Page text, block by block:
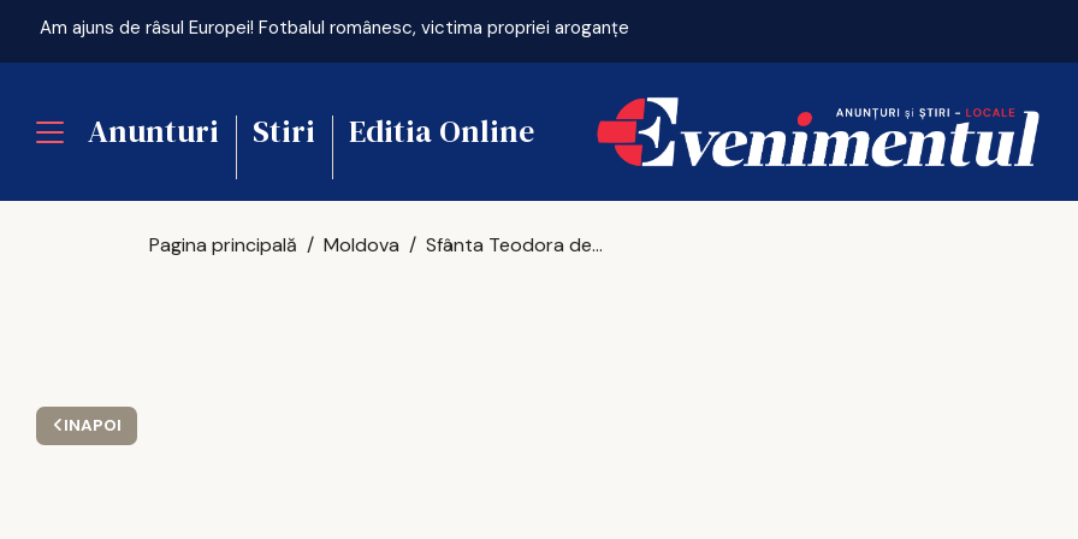
Am ajuns de râsul Europei! Fotbalul românesc, victima propriei aroganțe
Anunturi Stiri Editia Online
INAPOI
Pagina principală Moldova Sfânta Teodora de la Sihla, singura femeie canonizată din România. Cine a fost, ce a lăsat în urmă și de ce 7 august e zi sfântă